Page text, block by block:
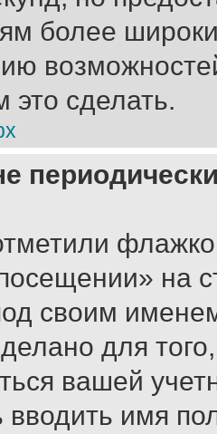
более
это сделать.
на
своим
для
вашей
вводить имя